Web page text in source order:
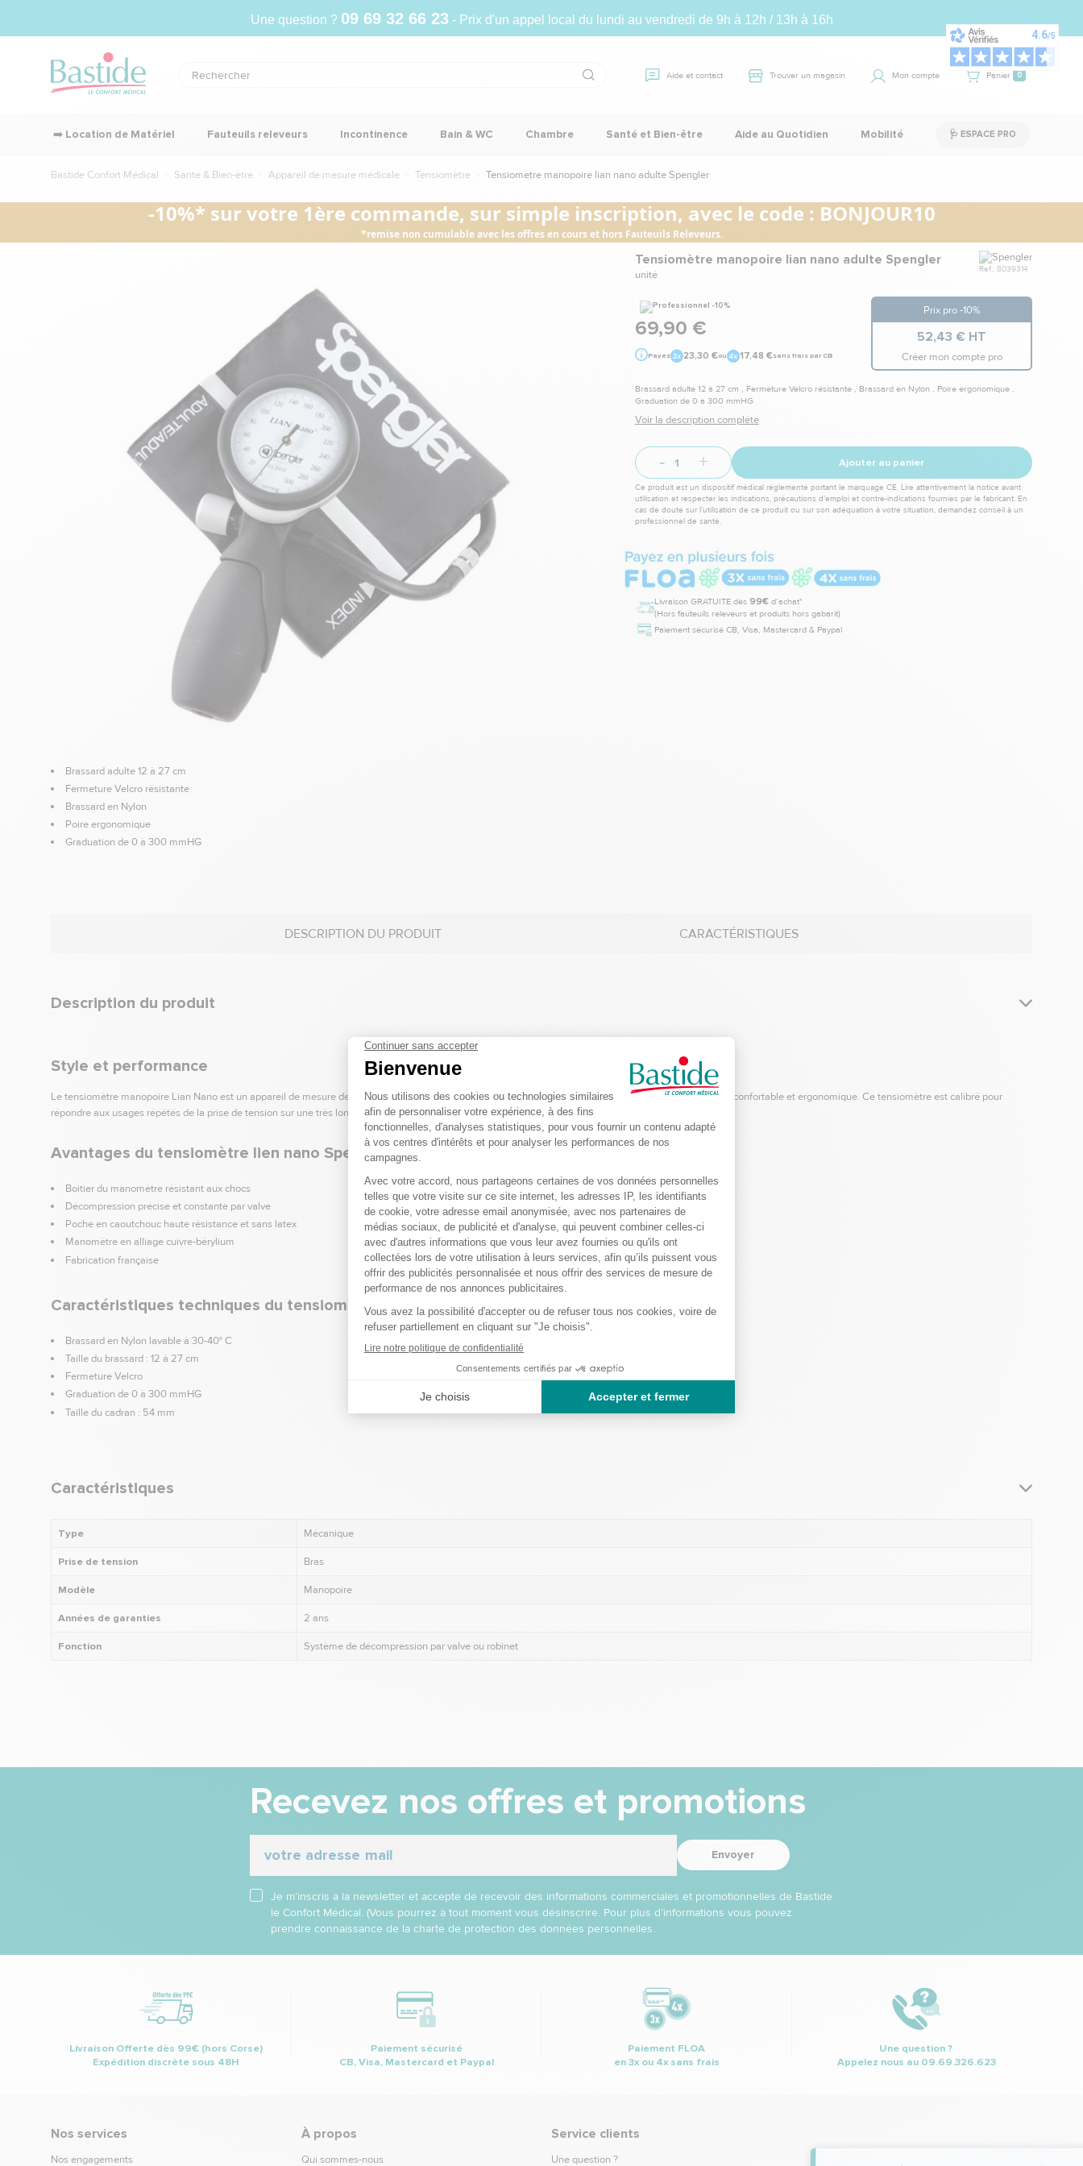
Une question ? 09 69 32 66 23- Prix d'un appel local du lundi au vendredi de 9h à 12h / 13h à 16h
Aide et contact Trouver un magasin Mon compte Panier 0
➡️ Location de Matériel Fauteuils releveurs Incontinence Bain & WC Chambre Santé et Bien-être Aide au Quotidien Mobilité 🩺 ESPACE PRO
Bastide Confort Médical Santé & Bien-être Appareil de mesure médicale Tensiomètre Tensiomètre manopoire lian nano adulte Spengler
-10%* sur votre 1ère commande, sur simple inscription, avec le code : BONJOUR10
*remise non cumulable avec les offres en cours et hors Fauteuils Releveurs.
Brassard adulte 12 à 27 cm
Fermeture Velcro résistante
Brassard en Nylon
Poire ergonomique
Graduation de 0 à 300 mmHG
Tensiomètre manopoire lian nano adulte Spengler
unité
Marque
Ref.: 8039314
69,90 €
Prix pro -10%
52,43 € HT
Créer mon compte pro
Payez 23,30 €ou 17,48 €sans frais par CB
Brassard adulte 12 à 27 cm , Fermeture Velcro résistante , Brassard en Nylon , Poire ergonomique ,
Graduation de 0 à 300 mmHG
Voir la description complète
- + Ajouter au panier
Ce produit est un dispositif médical réglementé portant le marquage CE. Lire attentivement la notice avant
utilisation et respecter les indications, précautions d’emploi et contre-indications fournies par le fabricant. En
cas de doute sur l’utilisation de ce produit ou sur son adéquation à votre situation, demandez conseil à un
professionnel de santé.
Livraison GRATUITE dès99€ d’achat*
(Hors fauteuils releveurs et produits hors gabarit)
Paiement sécurisé CB, Visa, Mastercard & Paypal
CARACTÉRISTIQUES
DESCRIPTION DU PRODUIT
Caractéristiques
Type Mécanique
Prise de tension Bras
Modèle Manopoire
Années de garanties 2 ans
Fonction Système de décompression par valve ou robinet
Description du produit
Style et performance
Le tensiomètre manopoire Lian Nano est un appareil de mesure de précisionlégeretsuper résistant.Sa poire de gonflage possède une prise en main confortable et ergonomique. Ce tensiomètre est calibré pour
répondre aux usages répétés de la prise de tension sur une très longue durée.
Avantages du tensiomètre lien nano Spengler
Boitier du manomètre résistant aux chocs
Décompression précise et constante par valve
Poche en caoutchouc haute résistance et sans latex
Manomètre en alliage cuivre-bérylium
Fabrication française
Caractéristiques techniques du tensiomètre nanopoire
Brassard en Nylon lavable à 30-40° C
Taille du brassard : 12 à 27 cm
Fermeture Velcro
Graduation de 0 à 300 mmHG
Taille du cadran : 54 mm
Recevez nos offres et promotions
Envoyer
Je m’inscris à la newsletter et accepte de recevoir des informations commerciales et promotionnelles de Bastide
le Confort Médical. (Vous pourrez à tout moment vous désinscrire. Pour plus d’informations vous pouvez
prendre connaissance de la charte de protection des données personnelles.
Livraison Offerte dès 99€ (hors Corse)
Expédition discrète sous 48H
Paiement sécurisé
CB, Visa, Mastercard et Paypal
Paiement FLOA
en 3x ou 4x sans frais
Une question ?
Appelez nous au 09.69.326.623
Nos services
Nos engagements
À propos
Qui sommes-nous
Service clients
Une question ?